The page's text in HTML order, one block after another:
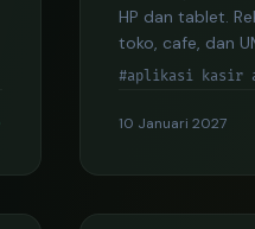
HP dan tablet.
toko, cafe, dan
#aplikasi kasir
10 Januari 2027